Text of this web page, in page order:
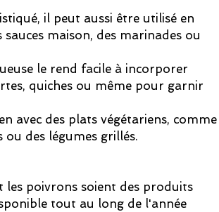
il peut aussi être utilisé en
maison, des marinades ou
le rend facile à incorporer
quiches ou même pour garnir
avec des plats végétariens, comme
ou des légumes grillés.
les poivrons soient des produits
tout au long de l'année